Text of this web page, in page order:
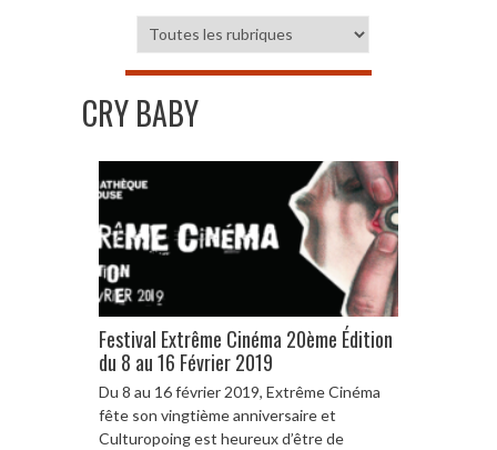
CRY BABY
Festival Extrême Cinéma 20ème Édition
du 8 au 16 Février 2019
Du 8 au 16 février 2019, Extrême Cinéma
fête son vingtième anniversaire et
Culturopoing est heureux d’être de